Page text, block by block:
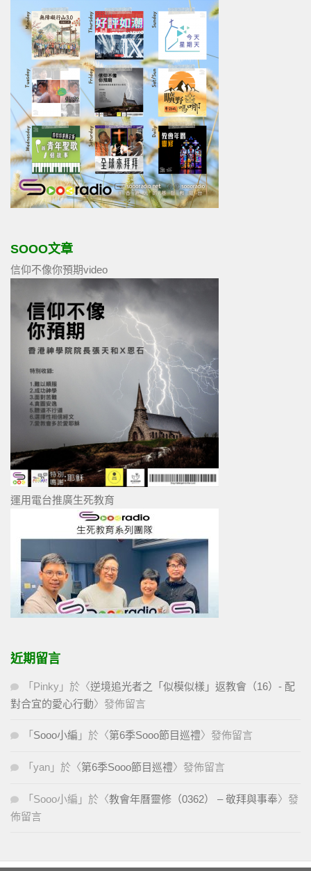
SOOO文章
信仰不像你預期video
運用電台推廣生死教育
近期留言
「 Pinky 」於〈逆境追光者之「似模似樣」返教會（16）- 配
對合宜的愛心行動〉發佈留言
「 Sooo小編 」於〈第6季Sooo節目巡禮〉發佈留言
「 yan 」於〈第6季Sooo節目巡禮〉發佈留言
「 Sooo小編 」於〈教會年曆靈修（0362） – 敬拜與事奉〉發
佈留言